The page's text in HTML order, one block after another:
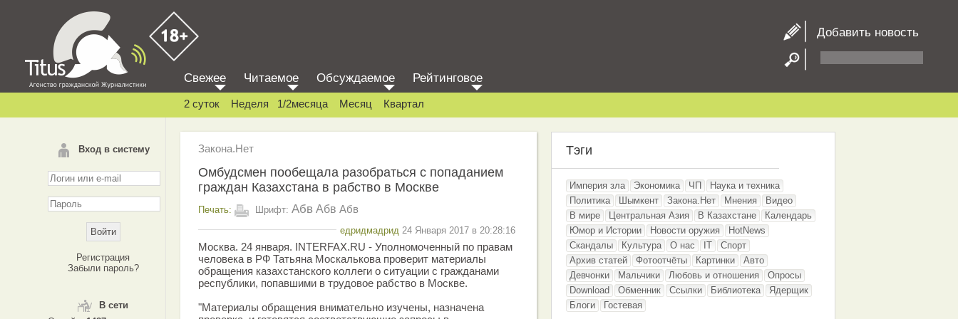
Добавить новость
Вход в систему
Регистрация
Забыли пароль?
В сети
Свежее Читаемое Обсуждаемое Рейтинговое
2 суток Неделя 1/2месяца Месяц Квартал
Закона.Нет
Омбудсмен пообещала разобраться с попаданием
граждан Казахстана в рабство в Москве
Печать: Шрифт: Абв Абв Абв
едридмадрид 24 Января 2017 в 20:28:16
Москва. 24 января. INTERFAX.RU - Уполномоченный по правам
человека в РФ Татьяна Москалькова проверит материалы
обращения казахстанского коллеги о ситуации с гражданами
республики, попавшими в трудовое рабство в Москве.
"Материалы обращения внимательно изучены, назначена
Тэги
Империя зла Экономика ЧП
Наука и техника
Политика
Шымкент Закона.Нет Мнения
Видео
В мире
Центральная Азия В Казахстане
Календарь
Юмор и Истории
Новости оружия
HotNews
Скандалы
Культура О нас IT
Спорт
Архив статей
Фотоотчёты Картинки
Авто
Девчонки
Мальчики Любовь и отношения
Опросы
Download
Обменник Ссылки Библиотека
Ядерщик
Блоги
Гостевая